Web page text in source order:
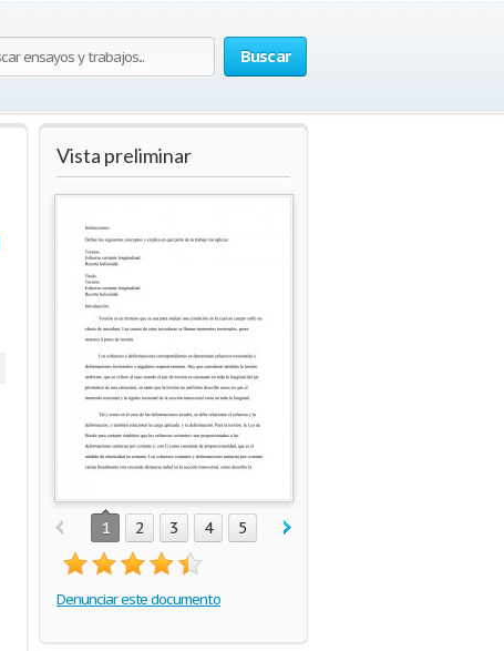
Buscar
Vista preliminar
1 2 3 4 5
Denunciar este documento